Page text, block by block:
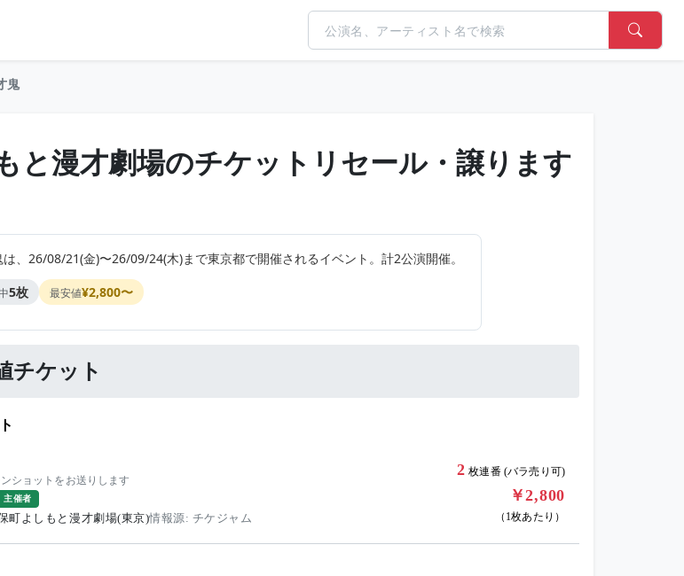
鬼
と漫才劇場のチケットリセール・譲ります
、26/08/21(金)〜26/09/24(木)まで東京都で開催されるイベント。計2公演開催。
5枚 最安値¥2,800〜
チケット
ショットをお送りします
主催者
町よしもと漫才劇場(東京)情報源: チケジャム
2 枚連番 (バラ売り可)
￥2,800
（1枚あたり）